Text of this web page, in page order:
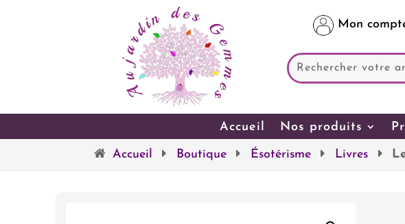
Mon
Accueil Nos produits
Accueil Boutique Ésotérisme Livres